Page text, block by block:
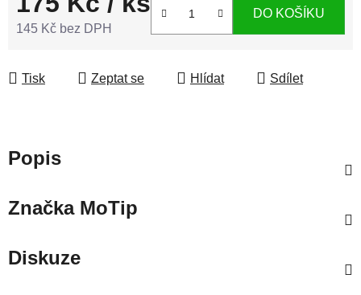
145 Kč bez DPH
DO KOŠÍKU
Tisk Zeptat se Hlídat Sdílet
Popis
ZnačkaMoTip
Diskuze